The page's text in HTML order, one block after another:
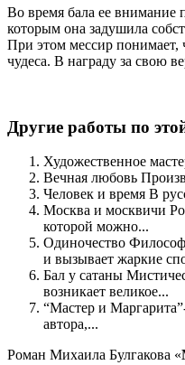
Во время бала ее внимание
которым она задушила
При этом мессир понимает,
чудеса. В награду за свою
Другие работы по
­Художественное
­Вечная любовь
­Человек и время В
­Москва и москвичи
которой можно...
­Одиночество
и вызывает жаркие
­Бал у сатаны
возникает великое...
“Мастер и
автора,...
Роман Михаила Булгакова «